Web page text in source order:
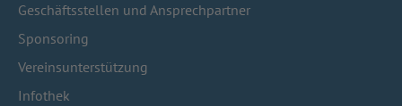
Geschäftsstellen und Ansprechpartner
Sponsoring
Vereinsunterstützung
Infothek